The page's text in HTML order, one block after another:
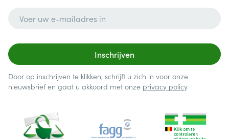
Inschrijven
Door op inschrijven te klikken, schrijft u zich in voor onze
nieuwsbrief en gaat u akkoord met onze privacy policy.